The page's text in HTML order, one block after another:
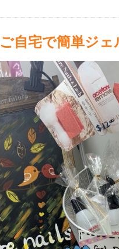
ご自宅で簡単ジ